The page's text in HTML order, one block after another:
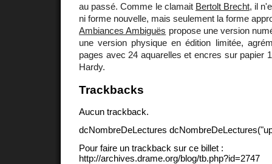
au passé. Comme le clamait Bertolt Brecht, il
ni forme nouvelle, mais seulement la forme
Ambiances Ambiguës propose une version
une version physique en édition limitée,
pages avec 24 aquarelles et encres sur papier
Hardy.
Trackbacks
Aucun trackback.
dcNombreDeLectures
Pour faire un trackback sur ce billet :
http://archives.drame.org/blog/tb.php?id=2747